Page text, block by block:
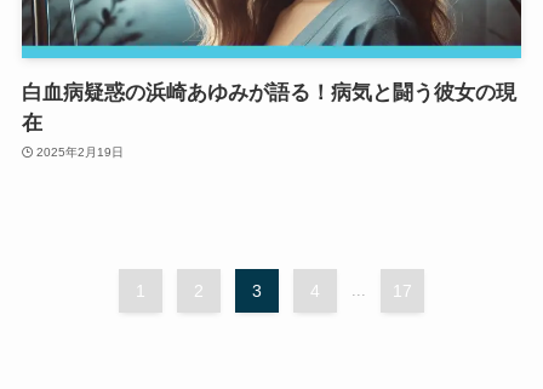
白血病疑惑の浜崎あゆみが語る！病気と闘う彼女の現
在
2025年2月19日
1 2 3 4 17